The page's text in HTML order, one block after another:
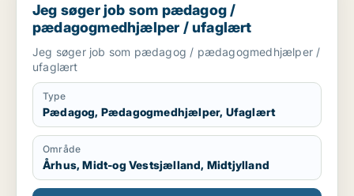
Jeg søger job som pædagog /
pædagogmedhjælper / ufaglært
Jeg søger job som pædagog / pædagogmedhjælper /
ufaglært
Type
Pædagog, Pædagogmedhjælper, Ufaglært
Område
Århus, Midt-og Vestsjælland, Midtjylland